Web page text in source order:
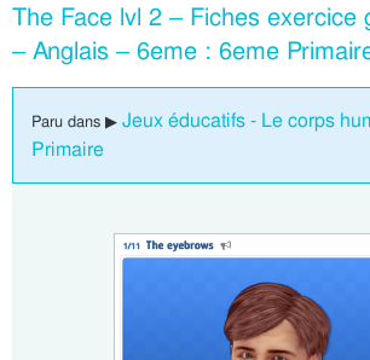
The Face lvl 2 – Fiches exercice
– Anglais – 6eme : 6eme
Paru dans ▶ Jeux éducatifs - Le corps
Primaire